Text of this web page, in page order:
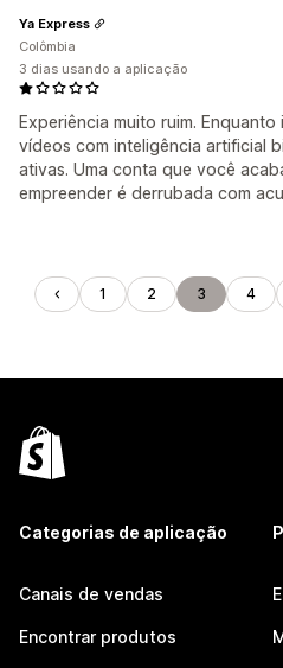
Experiência muito ruim.
vídeos com inteligência artificial
ativas. Uma conta que você
empreender é derrubada com
Ya Express
Colômbia
3 dias usando a aplicação
1 2 3 4
Categorias de aplicação
Canais de vendas
Encontrar produtos